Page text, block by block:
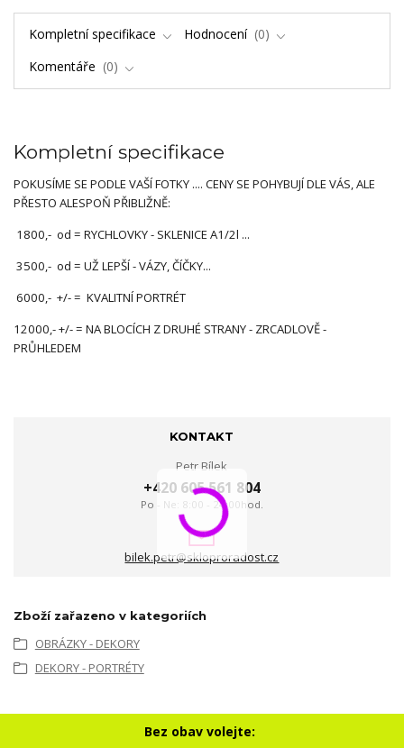
Kompletní specifikace Hodnocení
0
Komentáře
0
Kompletní specifikace
POKUSÍME SE PODLE VAŠÍ FOTKY .... CENY SE POHYBUJÍ DLE VÁS, ALE
PŘESTO ALESPOŇ PŘIBLIŽNĚ:
1800,- od = RYCHLOVKY - SKLENICE A1/2l ...
3500,- od = UŽ LEPŠÍ - VÁZY, ČÍČKY...
6000,- +/- = KVALITNÍ PORTRÉT
12000,- +/- = NA BLOCÍCH Z DRUHÉ STRANY - ZRCADLOVĚ -
PRŮHLEDEM
KONTAKT
Petr Bílek
+420 605 561 804
Po - Ne: 8:00 - 24:00hod.
bilek.petr@skloproradost.cz
Zboží zařazeno v kategoriích
OBRÁZKY - DEKORY
DEKORY - PORTRÉTY
Bez obav volejte: